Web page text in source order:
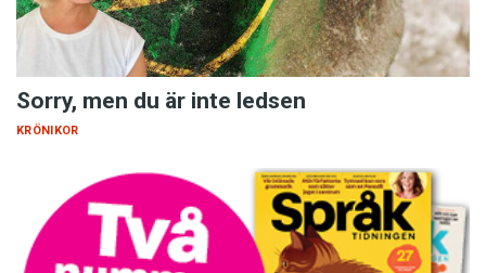
Sorry, men du är inte ledsen
KRÖNIKOR